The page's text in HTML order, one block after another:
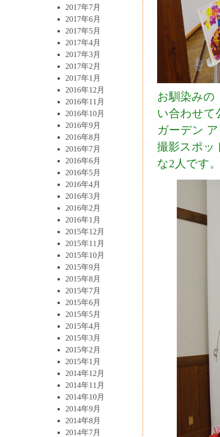
2017年7月
2017年6月
2017年5月
2017年4月
2017年3月
2017年2月
2017年1月
2016年12月
2016年11月
2016年10月
2016年9月
2016年8月
2016年7月
2016年6月
2016年5月
2016年4月
2016年3月
2016年2月
2016年1月
2015年12月
2015年11月
2015年10月
2015年9月
2015年8月
2015年7月
2015年6月
2015年5月
2015年4月
2015年3月
2015年2月
2015年1月
2014年12月
2014年11月
2014年10月
2014年9月
2014年8月
2014年7月
お馴染みの
い合わせて
ガーデン
撮影スポッ
な2人です